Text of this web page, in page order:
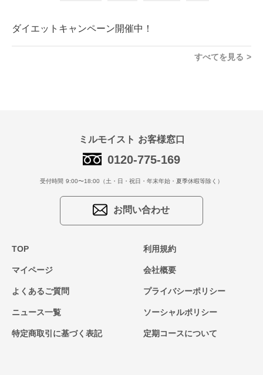
ダイエットキャンペーン開催中！
すべてを見る >
ミルモイスト お客様窓口
0120-775-169
受付時間 9:00〜18:00（土・日・祝日・年末年始・夏季休暇等除く）
お問い合わせ
TOP
マイページ
よくあるご質問
ニュース一覧
特定商取引に基づく表記
利用規約
会社概要
プライバシーポリシー
ソーシャルポリシー
定期コースについて